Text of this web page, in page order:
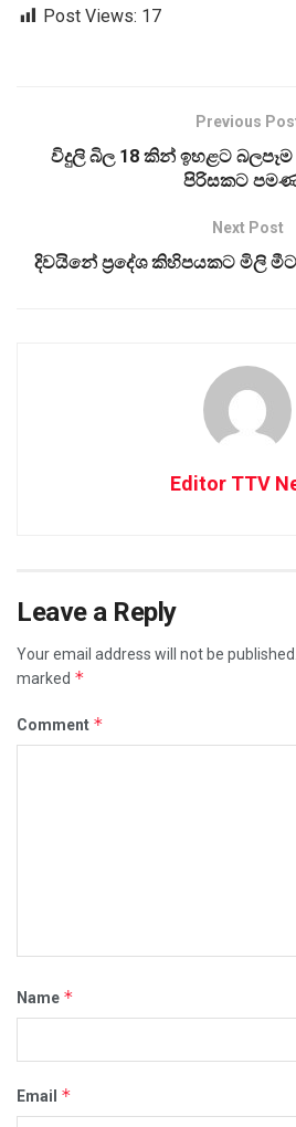
Post Views: 17
Previous
විදුලි බිල 18 කින් ඉහළට
පිරිසකට
Next Post
දිවයිනේ ප්‍රදේශ කිහිපයකට මිලි
Editor TTV
Leave a Reply
Your email address will not be published.
marked *
Comment *
Name *
Email *